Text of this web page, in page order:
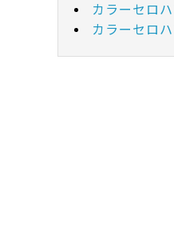
カラーセロ
カラーセロ